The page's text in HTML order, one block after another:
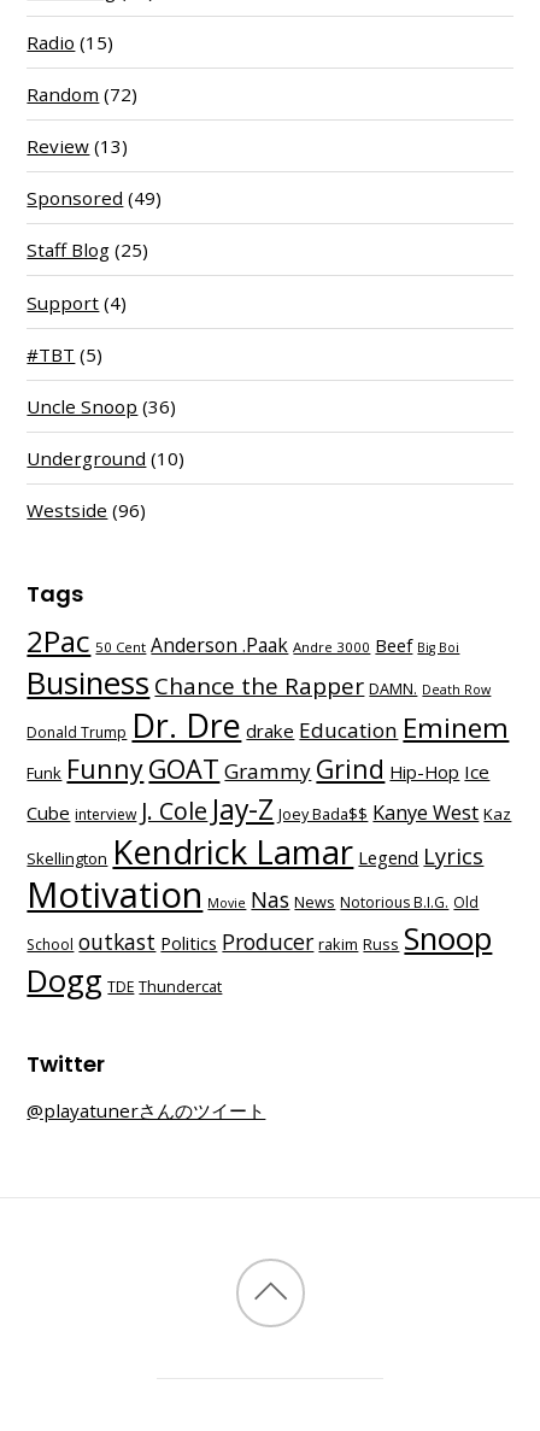
Radio (15)
Random (72)
Review (13)
Sponsored (49)
Staff Blog (25)
Support (4)
#TBT (5)
Uncle Snoop (36)
Underground (10)
Westside (96)
Tags
2Pac 50 Cent Anderson .Paak Andre 3000 Beef Big Boi
Business Chance the Rapper DAMN. Death Row
Donald Trump Dr. Dre drake Education Eminem
Funk FunnyGOAT Grammy Grind Hip-Hop Ice
Cube interview J. Cole Jay-Z Joey Bada$$ Kanye West Kaz
Skellington Kendrick Lamar Legend Lyrics
Motivation Movie Nas News Notorious B.I.G. Old
School outkast Politics Producer rakim Russ Snoop
Dogg TDE Thundercat
Twitter
@playatunerさんのツイート